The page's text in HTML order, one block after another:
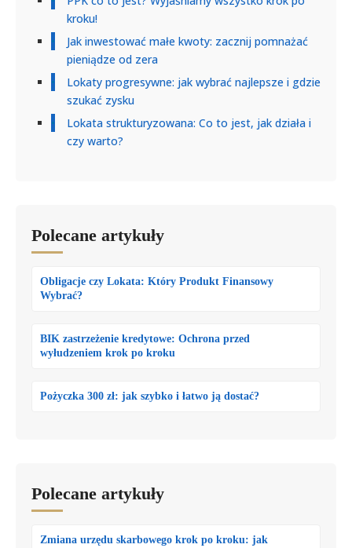
kroku!
Jak inwestować małe kwoty: zacznij pomnażać
pieniądze od zera
Lokaty progresywne: jak wybrać najlepsze i gdzie
szukać zysku
Lokata strukturyzowana: Co to jest, jak działa i
czy warto?
Polecane artykuły
Obligacje czy Lokata: Który Produkt Finansowy
Wybrać?
BIK zastrzeżenie kredytowe: Ochrona przed
wyłudzeniem krok po kroku
Pożyczka 300 zł: jak szybko i łatwo ją dostać?
Polecane artykuły
Zmiana urzędu skarbowego krok po kroku: jak